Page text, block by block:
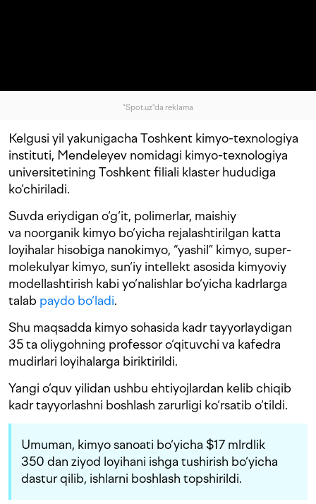
"Spot.uz"da reklama
Kelgusi yil yakunigacha Toshkent kimyo-texnologiya
instituti, Mendeleyev nomidagi kimyo-texnologiya
universitetining Toshkent filiali klaster hududiga
ko‘chiriladi.
Suvda eriydigan o‘g‘it, polimerlar, maishiy
va noorganik kimyo bo‘yicha rejalashtirilgan katta
loyihalar hisobiga nanokimyo, “yashil” kimyo, super-
molekulyar kimyo, sun‘iy intellekt asosida kimyoviy
modellashtirish kabi yo‘nalishlar bo‘yicha kadrlarga
talab paydo bo‘ladi.
Shu maqsadda kimyo sohasida kadr tayyorlaydigan
35 ta oliygohning professor o‘qituvchi va kafedra
mudirlari loyihalarga biriktirildi.
Yangi o‘quv yilidan ushbu ehtiyojlardan kelib chiqib
kadr tayyorlashni boshlash zarurligi ko‘rsatib o‘tildi.
Umuman, kimyo sanoati bo‘yicha $17 mlrdlik
350 dan ziyod loyihani ishga tushirish bo‘yicha
dastur qilib, ishlarni boshlash topshirildi.